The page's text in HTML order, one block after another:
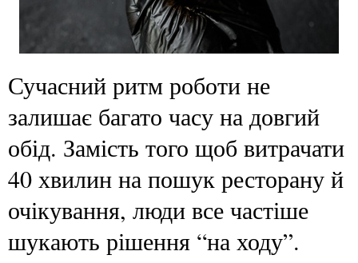
Сучасний ритм роботи не
залишає багато часу на довгий
обід. Замість того щоб витрачати
40 хвилин на пошук ресторану й
очікування, люди все частіше
шукають рішення “на ходу”.